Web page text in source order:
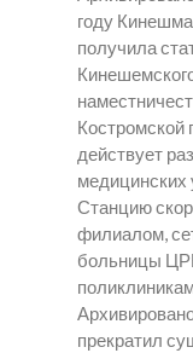
году
получила
Костромской
действует
Станцию
филиалом,
больницы
прекратил